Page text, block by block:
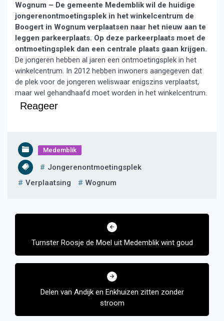
Wognum – De gemeente Medemblik wil de huidige
jongerenontmoetingsplek in het winkelcentrum de
Boogert in Wognum verplaatsen naar het nieuw aan te
leggen parkeerplaats. Op deze parkeerplaats moet de
ontmoetingsplek dan een centrale plaats gaan krijgen.
De jongeren hebben al jaren een ontmoetingsplek in het
winkelcentrum. In 2012 hebben inwoners aangegeven dat
de plek voor de jongeren weliswaar enigszins verplaatst,
maar wel gehandhaafd moet worden in het winkelcentrum.
Reageer
Medemblik
Jongerenontmoetingsplek
Verplaatsing
Wognum
Bericht
Turnster Roosje de Moel uit Medemblik wint goud
Delen van Andijk en Enkhuizen zitten zonder
stroom